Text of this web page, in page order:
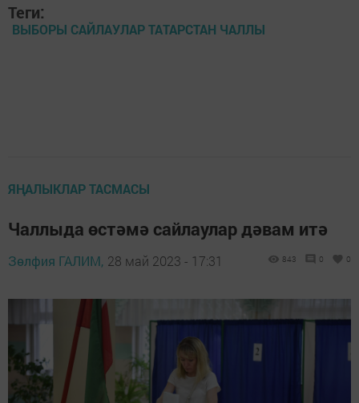
Теги:
ВЫБОРЫ САЙЛАУЛАР ТАТАРСТАН ЧАЛЛЫ
ЯҢАЛЫКЛАР ТАСМАСЫ
Чаллыда өстәмә сайлаулар дәвам итә
Зөлфия ГАЛИМ, 28 май 2023 - 17:31 843 0 0